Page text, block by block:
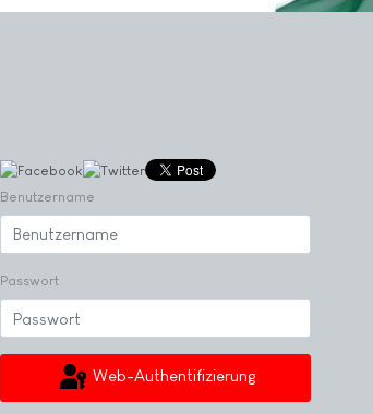
Benutzername
Passwort
Web-Authentifizierung